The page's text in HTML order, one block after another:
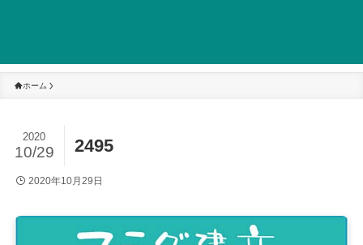
ホーム
2495
2020
10/29
2020年10月29日